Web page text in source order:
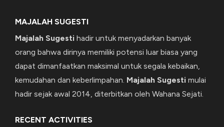
MAJALAH SUGESTI
Majalah Sugesti hadir untuk menyadarkan banyak
orang bahwa dirinya memiliki potensi luar biasa yang
dapat dimanfaatkan maksimal untuk segala kebaikan,
kemudahan dan keberlimpahan. Majalah Sugesti mulai
hadir sejak awal 2014, diterbitkan oleh Wahana Sejati.
RECENT ACTIVITIES